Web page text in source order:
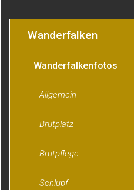
Wanderfalken
Wanderfalkenfotos
Allgemein
Brutplatz
Brutpflege
Schlupf